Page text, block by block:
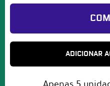
ADICIONAR